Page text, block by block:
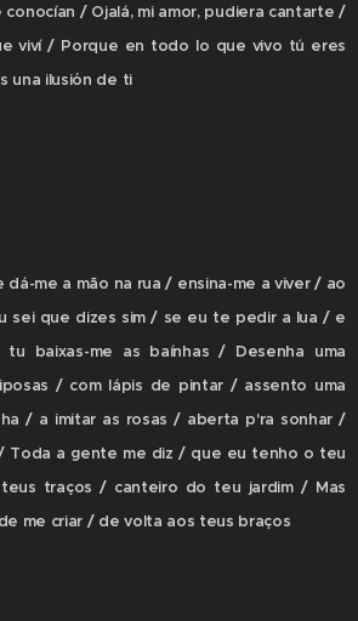
/ Ojalá, mi amor, pudiera cantarte /
viví / Porque en todo lo que vivo tú eres
una ilusión de ti
dá-me a mão na rua / ensina-me a viver / ao
sei que dizes sim / se eu te pedir a lua / e
baixas-me as baínhas / Desenha uma
/ com lápis de pintar / assento uma
/ a imitar as rosas / aberta p'ra sonhar /
Toda a gente me diz / que eu tenho o teu
traços / canteiro do teu jardim / Mas
me criar / de volta aos teus braços